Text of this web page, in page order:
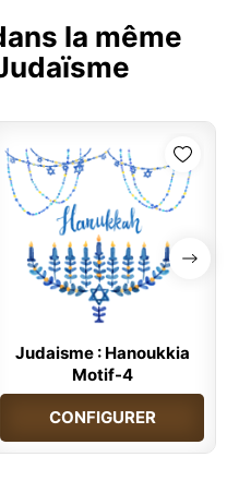
la même
Judaisme : Hanoukkia
Motif-4
CONFIGURER